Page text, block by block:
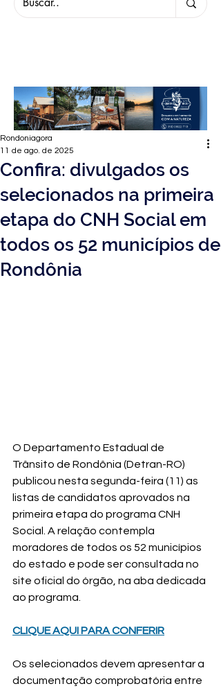
Confira: divulgados os
selecionados na primeira
etapa do CNH Social em
todos os 52 municípios de
Rondônia
Rondoniagora
11 de ago. de 2025
O Departamento Estadual de
Trânsito de Rondônia (Detran-RO)
publicou nesta segunda-feira (11) as
listas de candidatos aprovados na
primeira etapa do programa CNH
Social. A relação contempla
moradores de todos os 52 municípios
do estado e pode ser consultada no
site oficial do órgão, na aba dedicada
ao programa.
CLIQUE AQUI PARA CONFERIR
Os selecionados devem apresentar a
documentação comprobatória entre